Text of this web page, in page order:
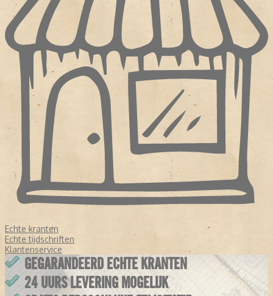
Echte kranten
Echte tijdschriften
Klantenservice
GEGARANDEERD ECHTE KRANTEN
24 UURS LEVERING MOGELIJK